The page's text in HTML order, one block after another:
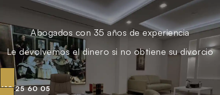
Abogados con 35 años de experiencia
Le devolvemos el dinero si no obtiene su divorcio
619 25 60 05